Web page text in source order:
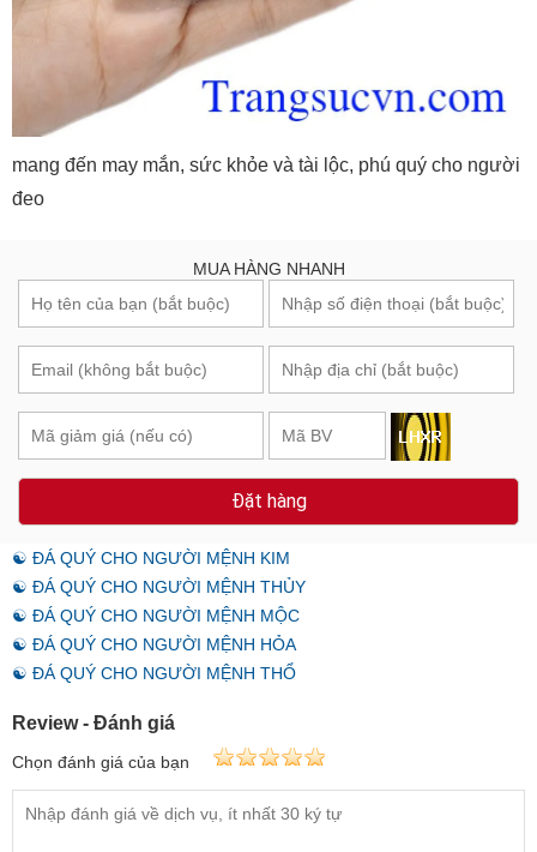
mang đến may mắn, sức khỏe và tài lộc, phú quý cho người
đeo
MUA HÀNG NHANH
Đặt hàng
☯ ĐÁ QUÝ CHO NGƯỜI MỆNH KIM
☯ ĐÁ QUÝ CHO NGƯỜI MỆNH THỦY
☯ ĐÁ QUÝ CHO NGƯỜI MỆNH MỘC
☯ ĐÁ QUÝ CHO NGƯỜI MỆNH HỎA
☯ ĐÁ QUÝ CHO NGƯỜI MỆNH THỔ
Review - Đánh giá
Chọn đánh giá của bạn